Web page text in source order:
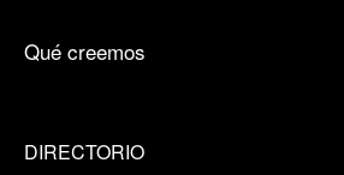
Qué creemos
DIRECTORIO